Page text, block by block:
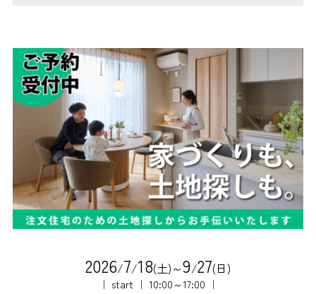
2026/7/18(土)～9/27(日)
｜ start ｜ 10:00～17:00 ｜